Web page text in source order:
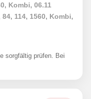
Kombi, 06.11
84, 114, 1560, Kombi,
sorgfältig prüfen. Bei